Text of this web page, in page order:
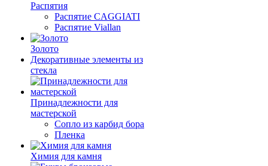
Распятия
Распятие CAGGIATI
Распятие Viallan
Золото
Декоративные элементы из
стекла
Принадлежности для
мастерской
Сопло из карбид бора
Пленка
Химия для камня